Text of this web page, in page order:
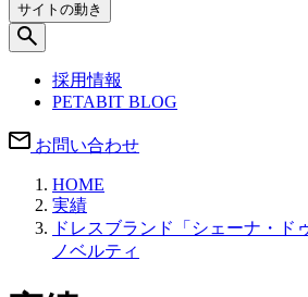
サイトの動き
採用情報
PETABIT BLOG
お問い合わせ
HOME
実績
ドレスブランド「シェーナ・
ノベルティ